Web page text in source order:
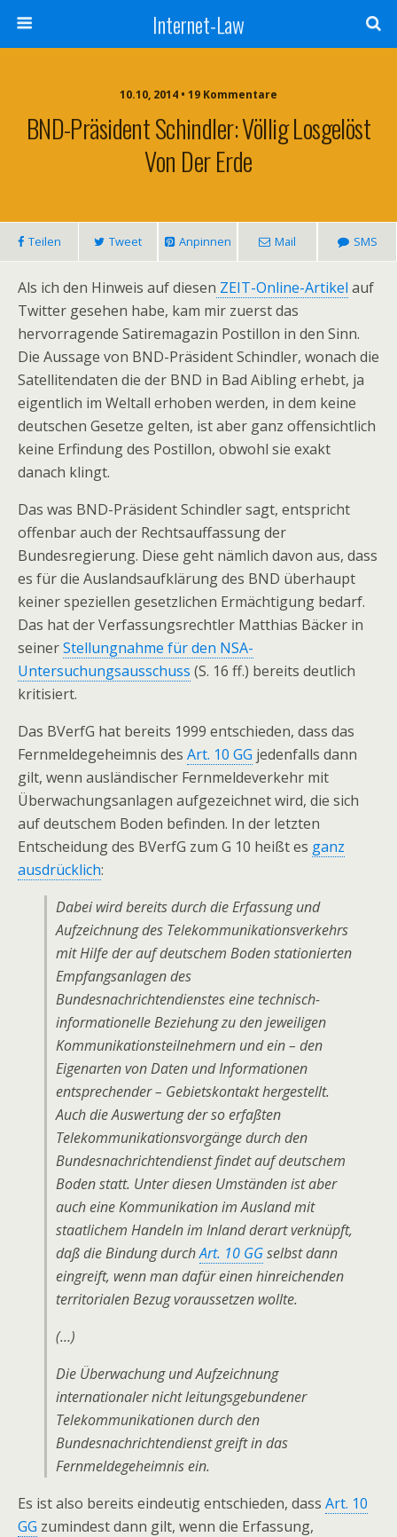
Internet-Law
10.10, 2014 • 19 Kommentare
BND-Präsident Schindler: Völlig Losgelöst
Von Der Erde
Teilen Tweet Anpinnen Mail SMS
Als ich den Hinweis auf diesen ZEIT-Online-Artikel auf
Twitter gesehen habe, kam mir zuerst das
hervorragende Satiremagazin Postillon in den Sinn.
Die Aussage von BND-Präsident Schindler, wonach die
Satellitendaten die der BND in Bad Aibling erhebt, ja
eigentlich im Weltall erhoben werden, in dem keine
deutschen Gesetze gelten, ist aber ganz offensichtlich
keine Erfindung des Postillon, obwohl sie exakt
danach klingt.
Das was BND-Präsident Schindler sagt, entspricht
offenbar auch der Rechtsauffassung der
Bundesregierung. Diese geht nämlich davon aus, dass
es für die Auslandsaufklärung des BND überhaupt
keiner speziellen gesetzlichen Ermächtigung bedarf.
Das hat der Verfassungsrechtler Matthias Bäcker in
seinerStellungnahme für den NSA-
Untersuchungsausschuss (S. 16 ff.) bereits deutlich
kritisiert.
Das BVerfG hat bereits 1999 entschieden, dass das
Fernmeldegeheimnis des Art. 10 GG jedenfalls dann
gilt, wenn ausländischer Fernmeldeverkehr mit
Überwachungsanlagen aufgezeichnet wird, die sich
auf deutschem Boden befinden. In der letzten
Entscheidung des BVerfG zum G 10 heißt es ganz
ausdrücklich:
Dabei wird bereits durch die Erfassung und
Aufzeichnung des Telekommunikationsverkehrs
mit Hilfe der auf deutschem Boden stationierten
Empfangsanlagen des
Bundesnachrichtendienstes eine technisch-
informationelle Beziehung zu den jeweiligen
Kommunikationsteilnehmern und ein – den
Eigenarten von Daten und Informationen
entsprechender – Gebietskontakt hergestellt.
Auch die Auswertung der so erfaßten
Telekommunikationsvorgänge durch den
Bundesnachrichtendienst findet auf deutschem
Boden statt. Unter diesen Umständen ist aber
auch eine Kommunikation im Ausland mit
staatlichem Handeln im Inland derart verknüpft,
daß die Bindung durchArt. 10 GGselbst dann
eingreift, wenn man dafür einen hinreichenden
territorialen Bezug voraussetzen wollte.
(…)
Die Überwachung und Aufzeichnung
internationaler nicht leitungsgebundener
Telekommunikationen durch den
Bundesnachrichtendienst greift in das
Fernmeldegeheimnis ein.
Es ist also bereits eindeutig entschieden, dass Art. 10
GG zumindest dann gilt, wenn die Erfassung,